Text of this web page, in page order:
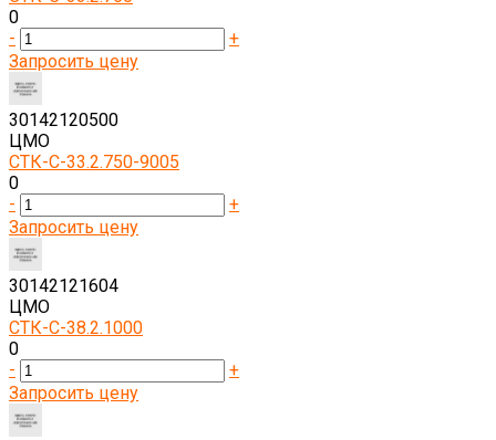
0
-
+
Запросить цену
30142120500
ЦМО
СТК-С-33.2.750-9005
0
-
+
Запросить цену
30142121604
ЦМО
СТК-С-38.2.1000
0
-
+
Запросить цену